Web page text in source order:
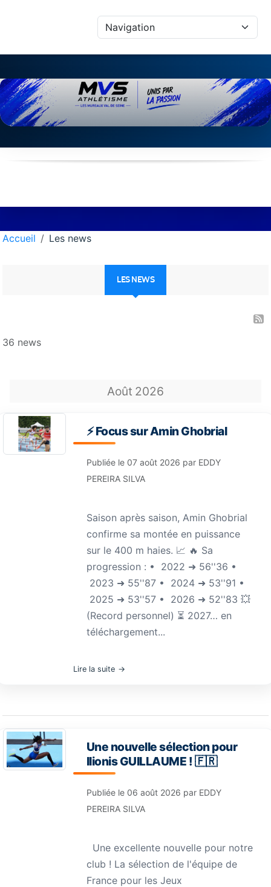
Accueil Les news
LES NEWS
36 news
Août 2026
⚡️ Focus sur Amin Ghobrial
Publiée le 07 août 2026 par EDDY
PEREIRA SILVA
Saison après saison, Amin Ghobrial
confirme sa montée en puissance
sur le 400 m haies. 📈 🔥 Sa
progression : •⁠ ⁠2022 ➜ 56''36 •⁠
⁠2023 ➜ 55''87 •⁠ ⁠2024 ➜ 53''91 •⁠
⁠2025 ➜ 53''57 •⁠ ⁠2026 ➜ 52''83 💥
(Record personnel) ⏳ 2027… en
téléchargement...
Lire la suite
Une nouvelle sélection pour
Ilionis GUILLAUME ! 🇫🇷
Publiée le 06 août 2026 par EDDY
PEREIRA SILVA
Une excellente nouvelle pour notre
club ! La sélection de l'équipe de
France pour les Jeux